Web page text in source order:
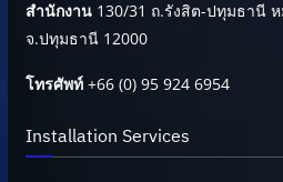
สำนักงาน130/31 ถ.รังสิต-ปทุมธานี ห
จ.ปทุมธานี 12000
โทรศัพท์+66 (0) 95 924 6954
Installation Services